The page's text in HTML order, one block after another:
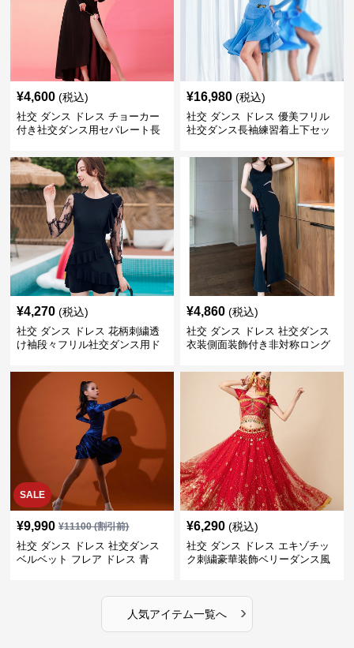
¥4,600 (税込)
社交 ダンス ドレス チョーカー
付き社交ダンス用セパレート長
¥16,980 (税込)
社交 ダンス ドレス 優美フリル
社交ダンス長袖練習着上下セッ
¥4,270 (税込)
社交 ダンス ドレス 花柄刺繍透
け袖段々フリル社交ダンス用ド
¥4,860 (税込)
社交 ダンス ドレス 社交ダンス
衣装側面装飾付き非対称ロング
SALE
¥9,990 ¥11100(割引前)
社交 ダンス ドレス 社交ダンス
ベルベット フレア ドレス 青
¥6,290 (税込)
社交 ダンス ドレス エキゾチッ
ク刺繍豪華装飾ベリーダンス風
人気アイテム一覧へ ›